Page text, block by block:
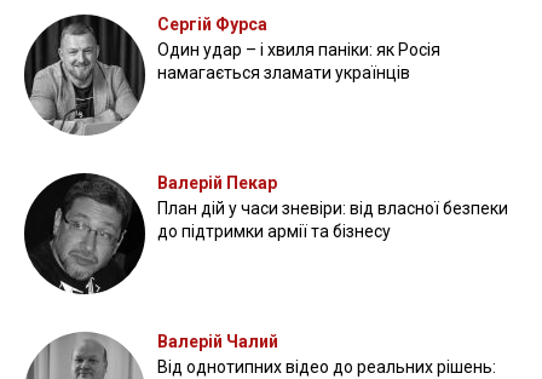
Сергій Фурса
Один удар – і хвиля паніки: як Росія
намагається зламати українців
Валерій Пекар
План дій у часи зневіри: від власної безпеки
до підтримки армії та бізнесу
Валерій Чалий
Від однотипних відео до реальних рішень: